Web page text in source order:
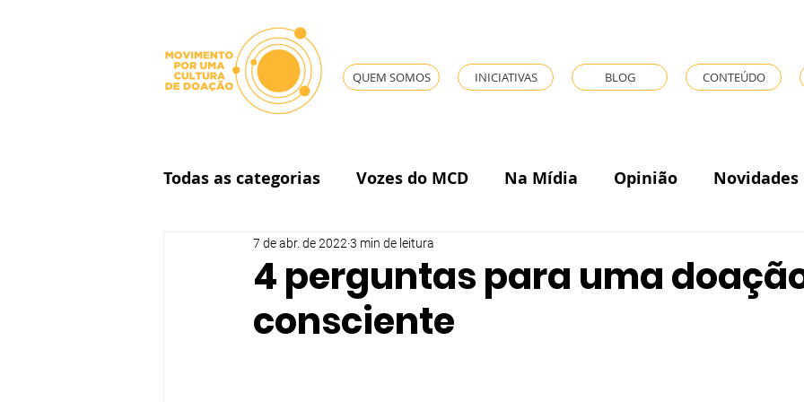
QUEM SOMOS INICIATIVAS BLOG CONTEÚDO
Todas as categorias Vozes do MCD Na Mídia Opinião Novidades
Governança
4 perguntas para uma
consciente
7 de abr. de 2022 3 min de leitura